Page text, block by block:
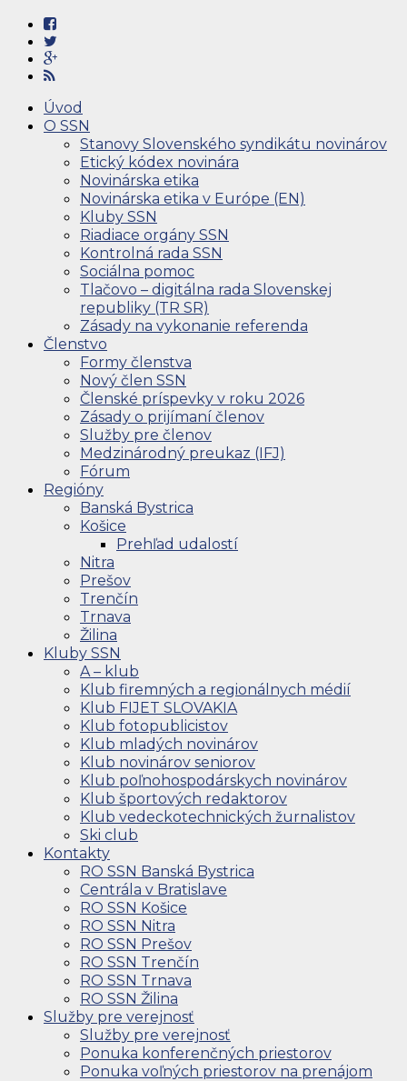
Úvod
O SSN
Stanovy Slovenského syndikátu novinárov
Etický kódex novinára
Novinárska etika
Novinárska etika v Európe (EN)
Kluby SSN
Riadiace orgány SSN
Kontrolná rada SSN
Sociálna pomoc
Tlačovo – digitálna rada Slovenskej
republiky (TR SR)
Zásady na vykonanie referenda
Členstvo
Formy členstva
Nový člen SSN
Členské príspevky v roku 2026
Zásady o prijímaní členov
Služby pre členov
Medzinárodný preukaz (IFJ)
Fórum
Regióny
Banská Bystrica
Košice
Prehľad udalostí
Nitra
Prešov
Trenčín
Trnava
Žilina
Kluby SSN
A – klub
Klub firemných a regionálnych médií
Klub FIJET SLOVAKIA
Klub fotopublicistov
Klub mladých novinárov
Klub novinárov seniorov
Klub poľnohospodárskych novinárov
Klub športových redaktorov
Klub vedeckotechnických žurnalistov
Ski club
Kontakty
RO SSN Banská Bystrica
Centrála v Bratislave
RO SSN Košice
RO SSN Nitra
RO SSN Prešov
RO SSN Trenčín
RO SSN Trnava
RO SSN Žilina
Služby pre verejnosť
Služby pre verejnosť
Ponuka konferenčných priestorov
Ponuka voľných priestorov na prenájom